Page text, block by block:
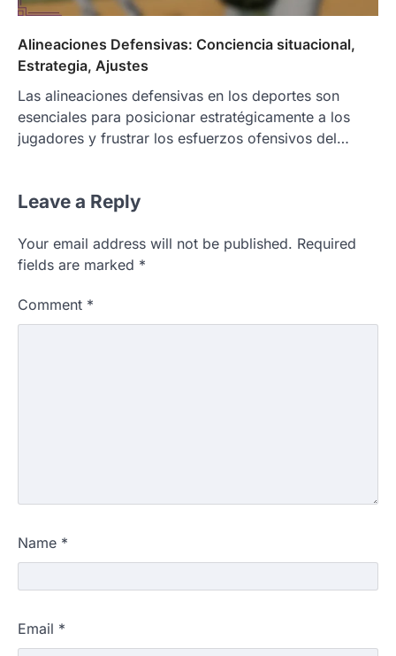
Alineaciones Defensivas: Conciencia situacional,
Estrategia, Ajustes
Las alineaciones defensivas en los deportes son
esenciales para posicionar estratégicamente a los
jugadores y frustrar los esfuerzos ofensivos del…
Leave a Reply
Your email address will not be published. Required
fields are marked *
Comment *
Name *
Email *